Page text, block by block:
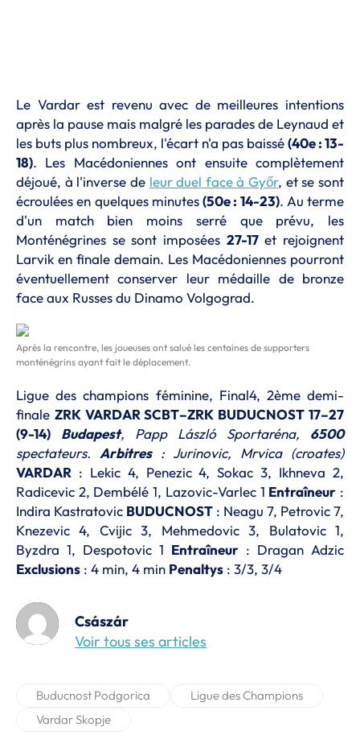
Le Vardar est revenu avec de meilleures intentions
après la pause mais malgré les parades de Leynaud et
les buts plus nombreux, l'écart n'a pas baissé(40e : 13-
18). Les Macédoniennes ont ensuite complètement
déjoué, à l'inverse de leur duel face à Győr, et se sont
écroulées en quelques minutes(50e : 14-23). Au terme
d'un match bien moins serré que prévu, les
Monténégrines se sont imposées 27-17et rejoignent
Larvik en finale demain. Les Macédoniennes pourront
éventuellement conserver leur médaille de bronze
face aux Russes du Dinamo Volgograd.
Après la rencontre, les joueuses ont salué les centaines de supporters
monténégrins ayant fait le déplacement.
Ligue des champions féminine, Final4, 2ème demi-
finale ZRK VARDAR SCBT–ZRK BUDUCNOST 17–27
(9-14)
Budapest, Papp László Sportaréna, 6500
spectateurs. Arbitres: Jurinovic, Mrvica (croates)
VARDAR : Lekic 4, Penezic 4, Sokac 3, Ikhneva 2,
Radicevic 2, Dembélé 1, Lazovic-Varlec 1 Entraîneur :
Indira Kastratovic BUDUCNOST : Neagu 7, Petrovic 7,
Knezevic 4, Cvijic 3, Mehmedovic 3, Bulatovic 1,
Byzdra 1, Despotovic 1 Entraîneur : Dragan Adzic
Exclusions : 4 min, 4 min Penaltys : 3/3, 3/4
Császár
Voir tous ses articles
Buducnost Podgorica
Ligue des Champions
Vardar Skopje